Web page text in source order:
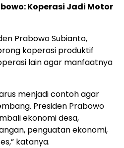
Koperasi Jadi Motor
Prabowo Subianto,
koperasi produktif
lain agar manfaatnya
menjadi contoh agar
Presiden Prabowo
ekonomi desa,
penguatan ekonomi,
katanya.